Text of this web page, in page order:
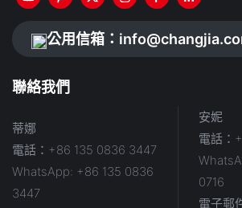
公用信箱：
聯絡我們
蒂娜
電話：+86 135 0836 3447
WhatsApp: +86 135 0836
3447
安妮
電話：
0716
電子郵